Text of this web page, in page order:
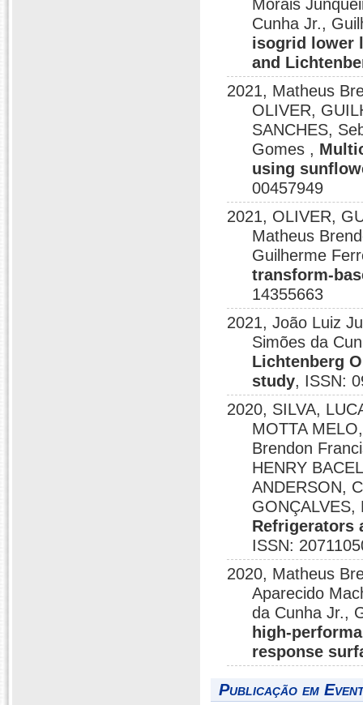
Morais
Cunha Jr.,
isogrid lower
and
2021, Matheus
OLIVER,
SANCHES,
Gomes ,
using
00457949
2021, OLIVER,
Matheus
Guilherme
transform-
14355663
2021, João Luiz
Simões da
Lichtenberg
study, ISSN:
2020, SILVA,
MOTTA
Brendon
HENRY
ANDERSON,
Refrigerators
ISSN:
2020, Matheus
Aparecido
da Cunha Jr.,
high-
response
Publicação em